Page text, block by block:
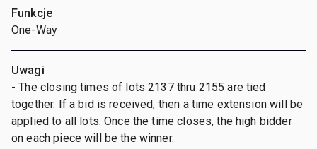
Funkcje
One-Way
Uwagi
- The closing times of lots 2137 thru 2155 are tied
together. If a bid is received, then a time extension will be
applied to all lots. Once the time closes, the high bidder
on each piece will be the winner.